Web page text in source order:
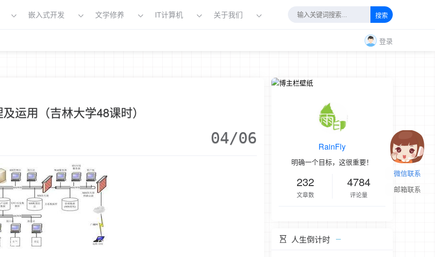
嵌入式开发 文学修养 IT计算机 关于我们 搜索
登录
运用（吉林大学48课时）
04/06 RainFly
明确一个目标，这很重要！
232
文章数
4784
评论量
人生倒计时
微信联系
邮箱联系